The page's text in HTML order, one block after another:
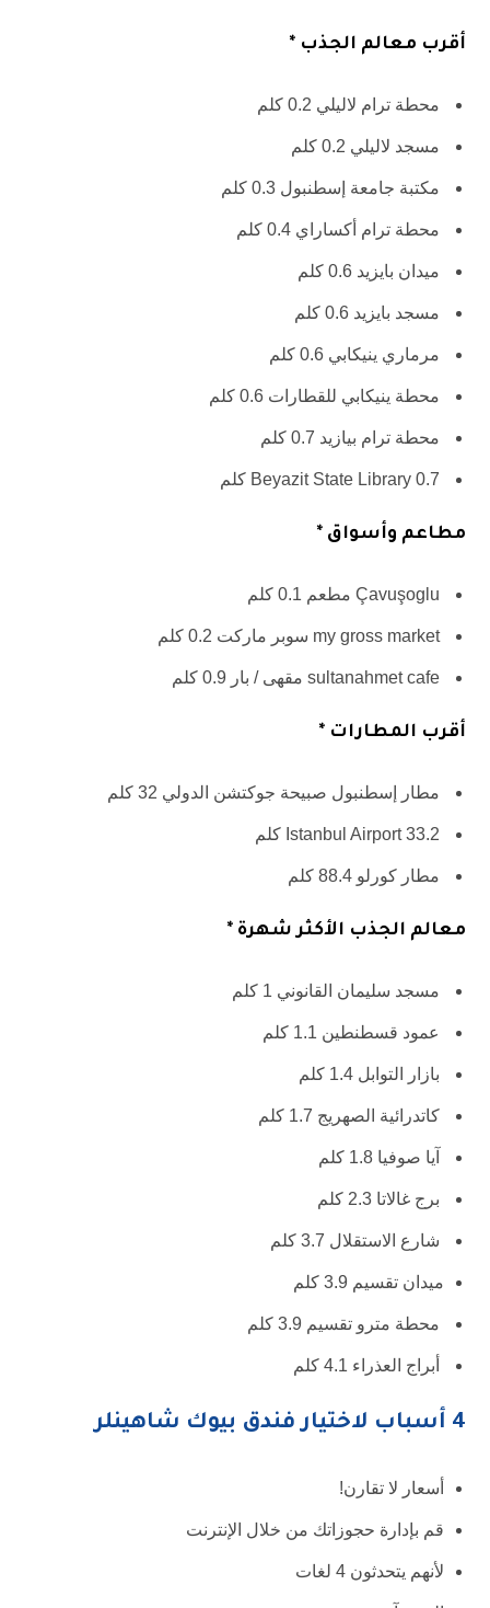
أقرب معالم الجذب *
محطة ترام لاليلي 0.2 كلم
مسجد لاليلي 0.2 كلم
مكتبة جامعة إسطنبول 0.3 كلم
محطة ترام أكساراي 0.4 كلم
ميدان بايزيد 0.6 كلم
مسجد بايزيد 0.6 كلم
مرماري ينيكابي 0.6 كلم
محطة ينيكابي للقطارات 0.6 كلم
محطة ترام بيازيد 0.7 كلم
مطاعم وأسواق *
my gross market سوبر ماركت 0.2 كلم
sultanahmet cafe مقهى / بار 0.9 كلم
أقرب المطارات *
مطار إسطنبول صبيحة جوكتشن الدولي 32 كلم
مطار كورلو 88.4 كلم
معالم الجذب الأكثر شهرة *
مسجد سليمان القانوني 1 كلم
عمود قسطنطين 1.1 كلم
بازار التوابل 1.4 كلم
كاتدرائية الصهريج 1.7 كلم
آيا صوفيا 1.8 كلم
برج غالاتا 2.3 كلم
شارع الاستقلال 3.7 كلم
ميدان تقسيم 3.9 كلم
محطة مترو تقسيم 3.9 كلم
أبراج العذراء 4.1 كلم
4 أسباب لاختيار فندق بيوك شاهينلر
أسعار لا تقارن!
قم بإدارة حجوزاتك من خلال الإنترنت
لأنهم يتحدثون 4 لغات